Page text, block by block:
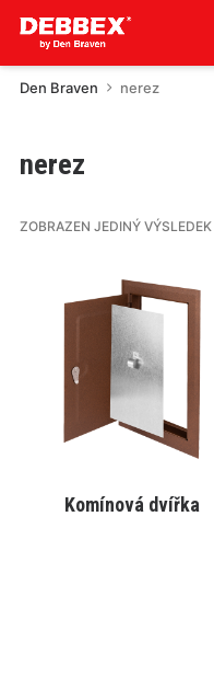
Den Braven nerez
nerez
ZOBRAZEN JEDINÝ VÝSLEDEK
VYBRAT VARIANTU
Varianty
vybrat
Komínová dvířka